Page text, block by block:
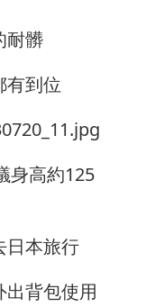
耐髒
有到位
身高約125
日本旅行
背包使用